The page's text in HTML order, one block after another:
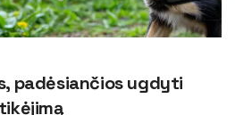
padėsiančios ugdyti